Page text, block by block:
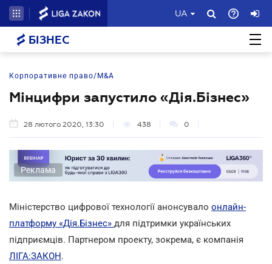
UA
БІЗНЕС
Корпоративне право/M&A
Мінцифри запустило «Дія.Бізнес»
28 лютого 2020, 13:30 438 0
Реклама
Міністерство цифрової технології анонсувало онлайн-
платформу «Дія.Бізнес» для підтримки українських
підприємців. Партнером проекту, зокрема, є компанія
ЛІГА:ЗАКОН.